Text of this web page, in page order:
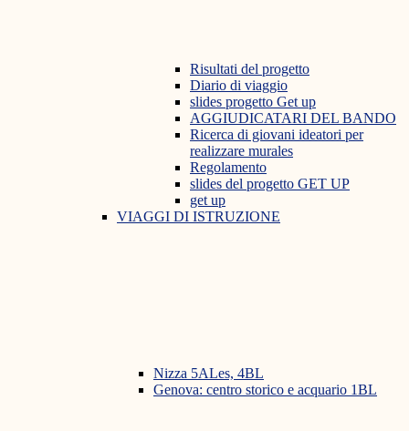
Risultati del progetto
Diario di viaggio
slides progetto Get up
AGGIUDICATARI DEL BANDO
Ricerca di giovani ideatori per
realizzare murales
Regolamento
slides del progetto GET UP
get up
VIAGGI DI ISTRUZIONE
Nizza 5ALes, 4BL
Genova: centro storico e acquario 1BL